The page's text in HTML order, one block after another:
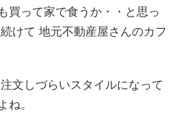
買って家で食うか・・と思っ
けて 地元不動産屋さんのカフ
文しづらいスタイルになって
ね。